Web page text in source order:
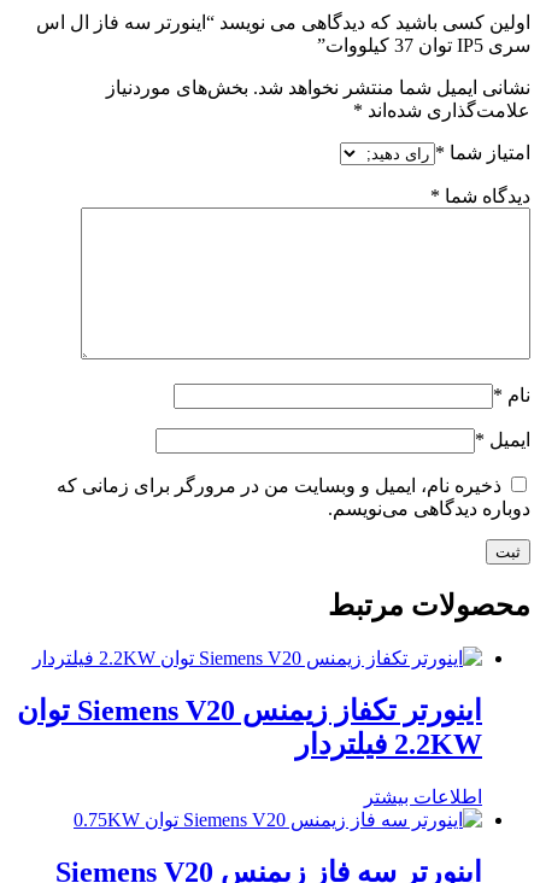
اولین کسی باشید که دیدگاهی می نویسد “اینورتر سه فاز ال اس
سری IP5 توان 37 کیلووات”
نشانی ایمیل شما منتشر نخواهد شد. بخش‌های موردنیاز
علامت‌گذاری شده‌اند *
امتیاز شما *
دیدگاه شما *
نام *
ایمیل *
ذخیره نام، ایمیل و وبسایت من در مرورگر برای زمانی که
دوباره دیدگاهی می‌نویسم.
محصولات مرتبط
اینورتر تکفاز زیمنس Siemens V20 توان
2.2KW فیلتردار
اطلاعات بیشتر
اینورتر سه فاز زیمنس Siemens V20